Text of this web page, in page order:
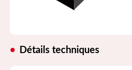
Détails techniques